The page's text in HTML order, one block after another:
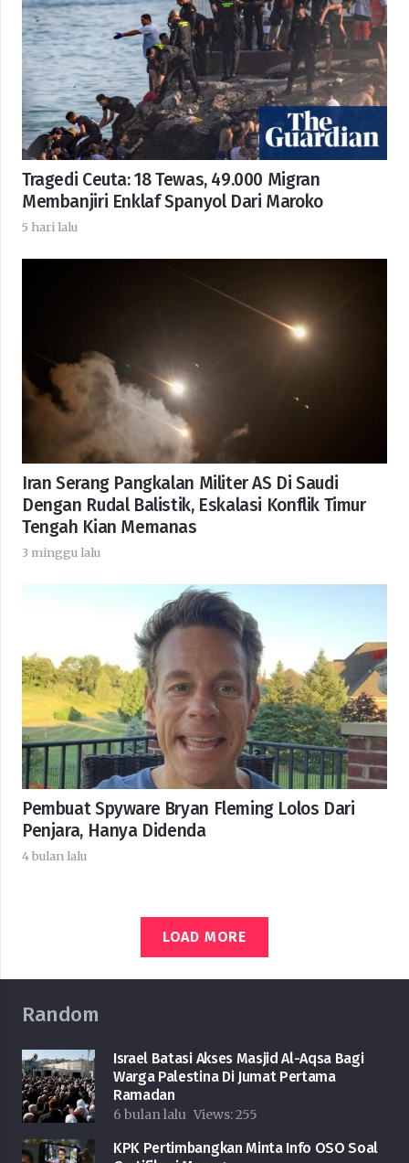
Tragedi Ceuta: 18 Tewas, 49.000 Migran
Membanjiri Enklaf Spanyol Dari Maroko
5 hari lalu
Iran Serang Pangkalan Militer AS Di Saudi
Dengan Rudal Balistik, Eskalasi Konflik Timur
Tengah Kian Memanas
3 minggu lalu
Pembuat Spyware Bryan Fleming Lolos Dari
Penjara, Hanya Didenda
4 bulan lalu
LOAD MORE
Random
Israel Batasi Akses Masjid Al-Aqsa Bagi
Warga Palestina Di Jumat Pertama
Ramadan
6 bulan lalu Views:255
KPK Pertimbangkan Minta Info OSO Soal